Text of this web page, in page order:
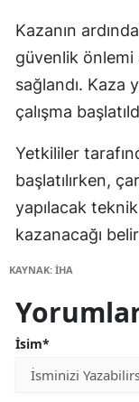
Kazanın
güvenlik önlemi
sağlandı. Kaza
çalışma
Yetkililer
başlatılırken,
yapılacak
kazanacağı
KAYNAK: İHA
İsim*